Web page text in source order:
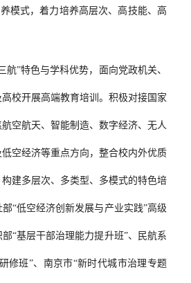
模式，着力培养高层次、高技能、高
航”特色与学科优势，面向党政机关、
校开展高端教育培训。积极对接国家
空航天、智能制造、数字经济、无人
空经济等重点方向，整合校内外优质
建多层次、多类型、多模式的特色培
“低空经济创新发展与产业实践”高级
“基层干部治理能力提升班”、民航系
修班”、南京市“新时代城市治理专题